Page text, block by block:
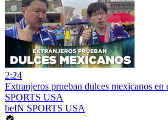
2:24
Extranjeros prueban dulces mexicanos en
SPORTS USA
beIN SPORTS USA